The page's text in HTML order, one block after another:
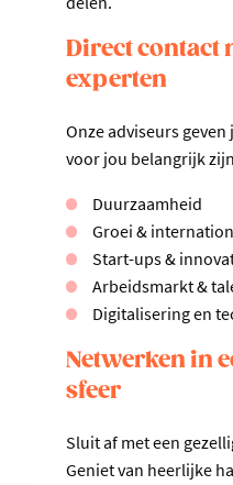
Direct contact
experten
Onze adviseurs geven
voor jou belangrijk
Duurzaamheid
Groei &
Start-ups &
Arbeidsmarkt &
Digitalisering en
Netwerken in
sfeer
Sluit af met een
Geniet van heerlijke